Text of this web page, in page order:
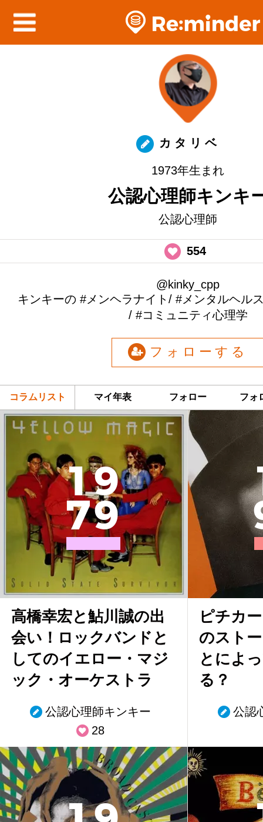
カ タ リ ベ
1973年生まれ
公認心理師キンキ
公認心理師
554
@kinky_cpp
キンキーの #メンヘラナイト/ #メンタルヘル
/ #コミュニティ心理学
フォローする
コラムリスト マイ年表 フォロー フォ
19
79
高橋幸宏と鮎川誠の出
会い！ロックバンドと
してのイエロー・マジ
ック・オーケストラ
公認心理師キンキー
28
ピチカ
のスト
とによ
る？
公認